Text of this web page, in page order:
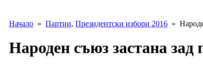
Начало » Партии, Президентски избори 2016 »
Народен съюз застана